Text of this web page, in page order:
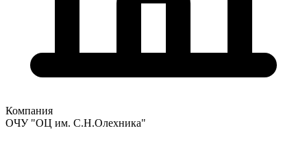
Компания
ОЧУ "ОЦ им. С.Н.Олехника"